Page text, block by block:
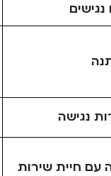
נגישה
עם חיית שירות